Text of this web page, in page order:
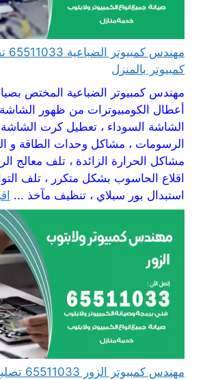
كمبيوتر بالمنزل
مهندس كمبيوتر الضباعية المختص
أعطال الكومبيوترات من ظهور الشاشة
الشاشة السوداء ، تعطيل كرت
الرسومات ، مشاكل وحدات الطاقة و
مشاكل الحرارة الزائدة ، تلف معالج
اقلاع الحاسوب بشكل متكرر ، تلف
استبدال بور سبلاي ، تنظيف مآخذ ...
مهندس